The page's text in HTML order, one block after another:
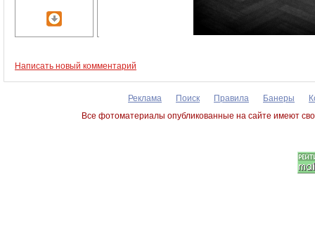
Написать новый комментарий
Реклама Поиск Правила Банеры
Все фотоматериалы опубликованные на сайте имеют